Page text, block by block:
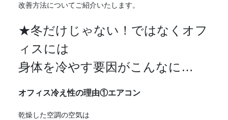
改善方法についてご紹介いたします。
★冬だけじゃない！ではなくオフ
ィスには
身体を冷やす要因がこんなに…
オフィス冷え性の理由①エアコン
乾燥した空調の空気は